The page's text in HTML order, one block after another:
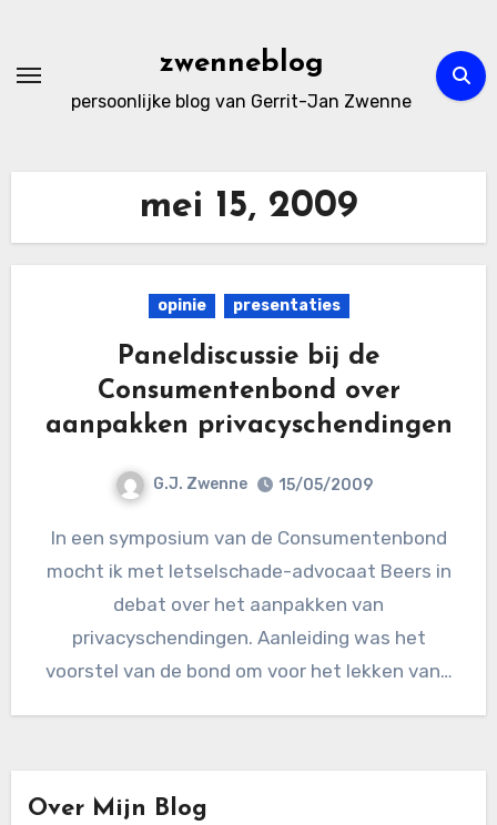
de
zwenneblog
persoonlijke blog van Gerrit-Jan Zwenne
mei 15, 2009
opinie presentaties
Paneldiscussie bij de
Consumentenbond over
aanpakken privacyschendingen
G.J. Zwenne 15/05/2009
In een symposium van de Consumentenbond
mocht ik met letselschade-advocaat Beers in
debat over het aanpakken van
privacyschendingen. Aanleiding was het
voorstel van de bond om voor het lekken van…
Over Mijn Blog